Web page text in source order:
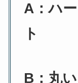
A：ハ
ト
B： 丸